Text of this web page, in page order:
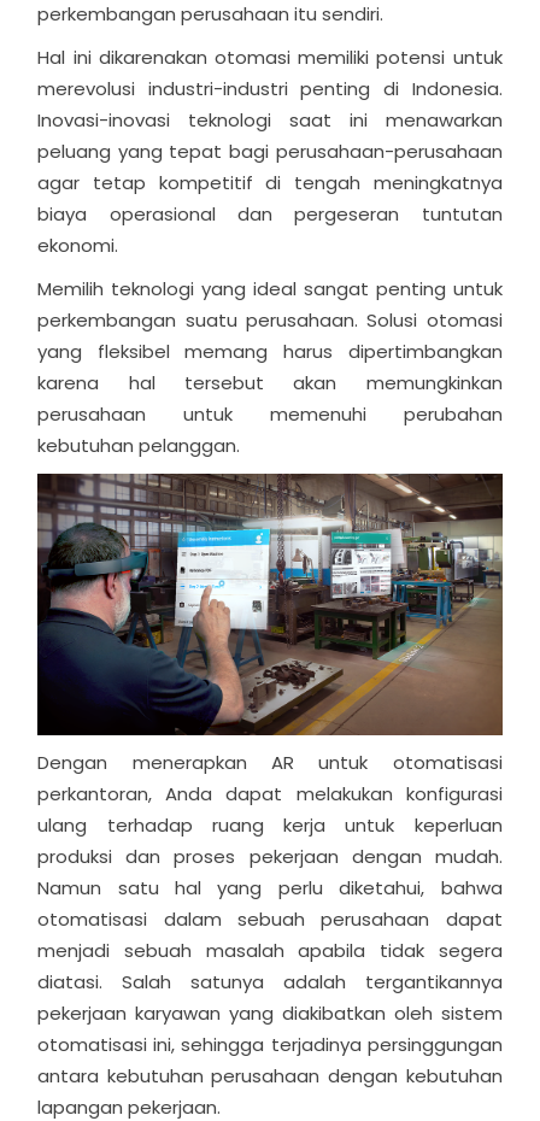
perkembangan perusahaan itu sendiri.
Hal ini dikarenakan otomasi memiliki potensi untuk
merevolusi industri-industri penting di Indonesia.
Inovasi-inovasi teknologi saat ini menawarkan
peluang yang tepat bagi perusahaan-perusahaan
agar tetap kompetitif di tengah meningkatnya
biaya operasional dan pergeseran tuntutan
ekonomi.
Memilih teknologi yang ideal sangat penting untuk
perkembangan suatu perusahaan. Solusi otomasi
yang fleksibel memang harus dipertimbangkan
karena hal tersebut akan memungkinkan
perusahaan untuk memenuhi perubahan
kebutuhan pelanggan.
Dengan menerapkan AR untuk otomatisasi
perkantoran, Anda dapat melakukan konfigurasi
ulang terhadap ruang kerja untuk keperluan
produksi dan proses pekerjaan dengan mudah.
Namun satu hal yang perlu diketahui, bahwa
otomatisasi dalam sebuah perusahaan dapat
menjadi sebuah masalah apabila tidak segera
diatasi. Salah satunya adalah tergantikannya
pekerjaan karyawan yang diakibatkan oleh sistem
otomatisasi ini, sehingga terjadinya persinggungan
antara kebutuhan perusahaan dengan kebutuhan
lapangan pekerjaan.